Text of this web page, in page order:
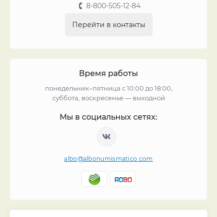
8-800-505-12-84
Перейти в контакты
Время работы
понедельник–пятница с 10:00 до 18:00,
суббота, воскресенье — выходной
Мы в социальных сетях:
albo@albonumismatico.com